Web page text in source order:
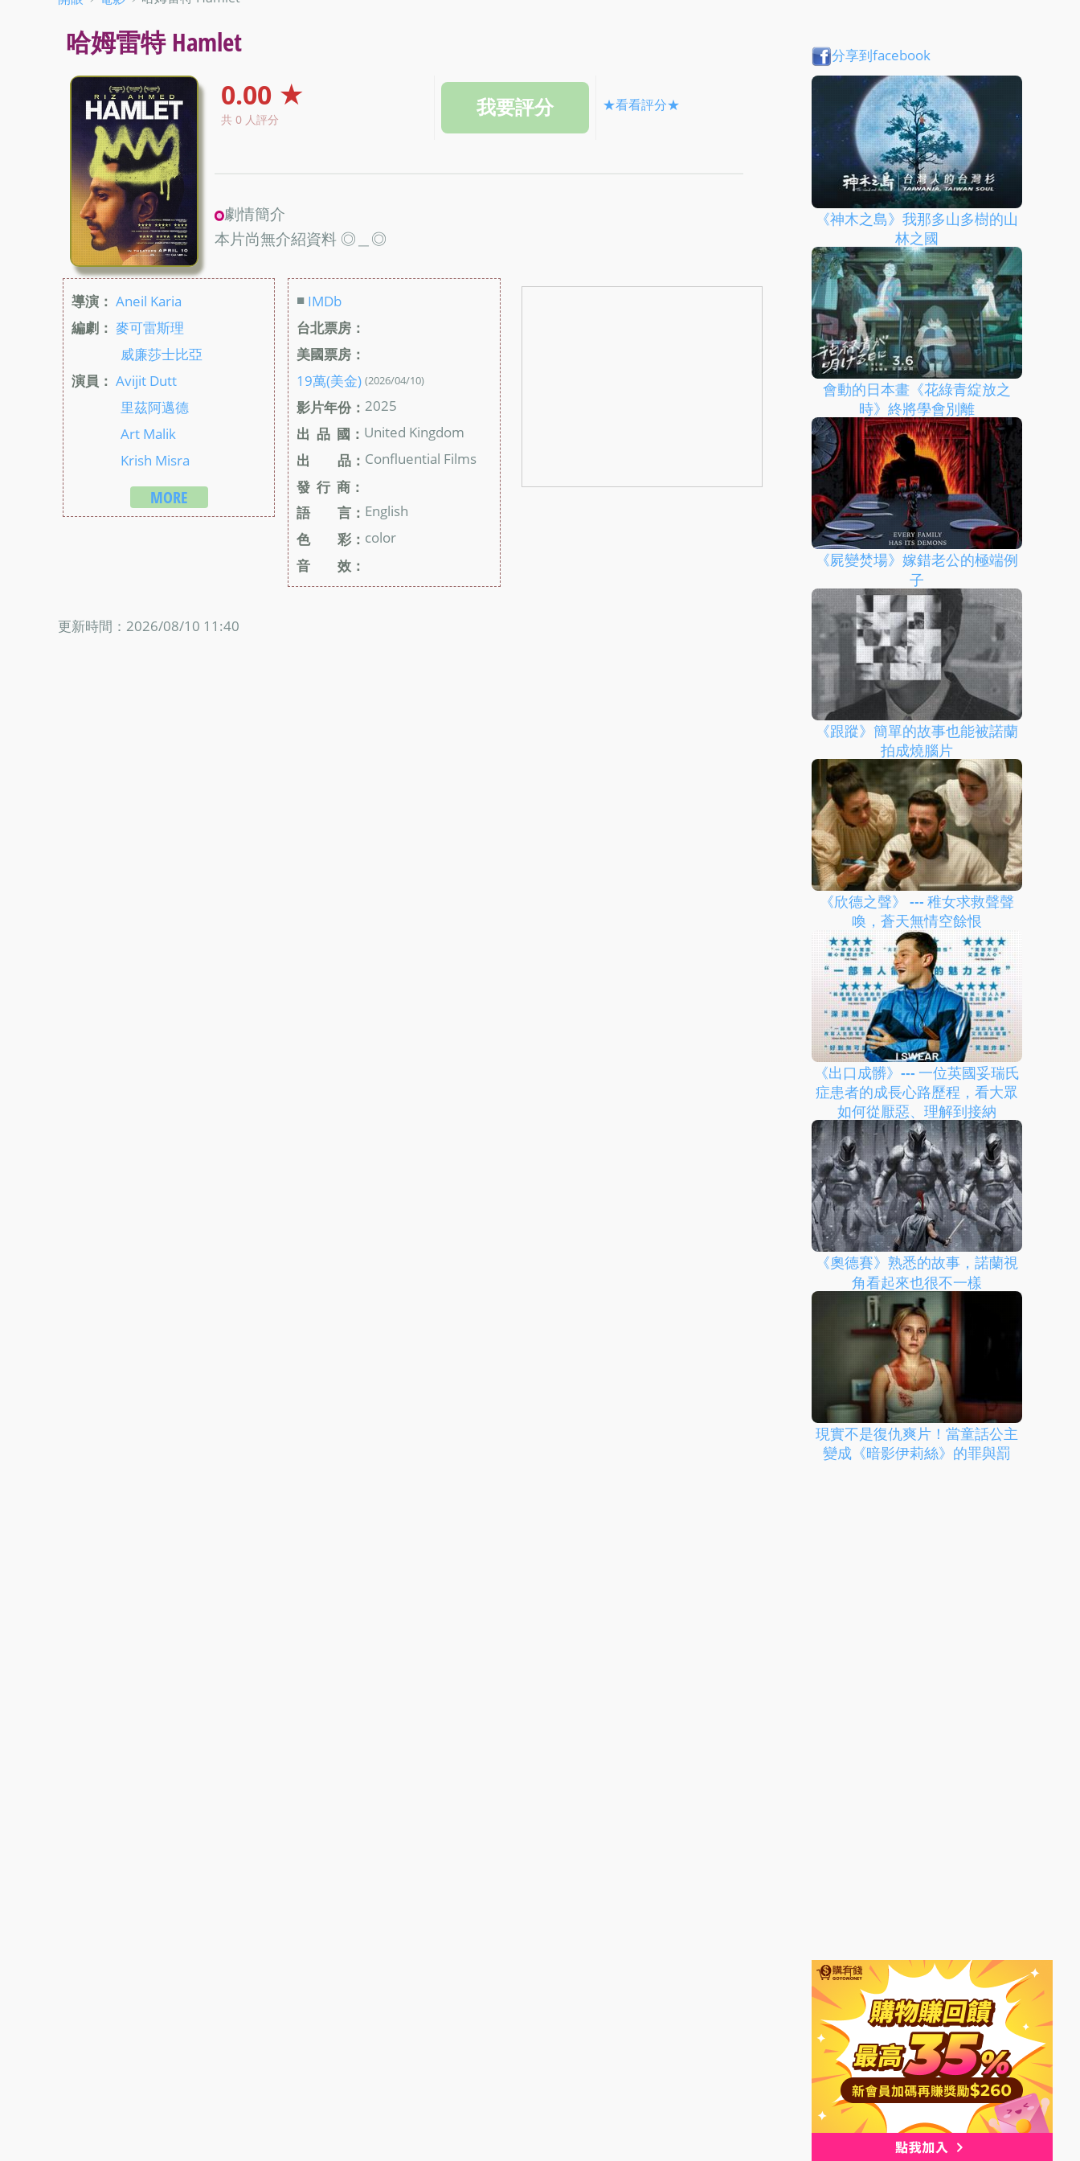
哈姆雷特 Hamlet
0.00 ★
共 0 人評分
★看看評分★
劇情簡介
本片尚無介紹資料 ◎＿◎
導演： Aneil Karia
編劇： 麥可雷斯理
威廉莎士比亞
演員： Avijit Dutt
里茲阿邁德
Art Malik
Krish Misra
MORE
■ IMDb
台北票房：
美國票房：
19萬(美金) (2026/04/10)
影片年份： 2025
出 品 國： United Kingdom
出 品： Confluential Films
發 行 商：
語 言： English
色 彩： color
音 效：
更新時間：2026/08/10 11:40
分享到facebook
《神木之島》我那多山多樹的山
林之國
會動的日本畫《花綠青綻放之
時》終將學會別離
《屍變焚場》嫁錯老公的極端例
子
《跟蹤》簡單的故事也能被諾蘭
拍成燒腦片
《欣德之聲》 --- 稚女求救聲聲
喚，蒼天無情空餘恨
《出口成髒》--- 一位英國妥瑞氏
症患者的成長心路歷程，看大眾
如何從厭惡、理解到接納
《奧德賽》熟悉的故事，諾蘭視
角看起來也很不一樣
現實不是復仇爽片！當童話公主
變成《暗影伊莉絲》的罪與罰